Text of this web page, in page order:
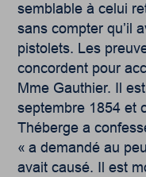
semblable à celui
sans compter qu’il
pistolets. Les
concordent pour
Mme Gauthier. Il
septembre 1854 et
Théberge a
« a demandé au
avait causé. Il est